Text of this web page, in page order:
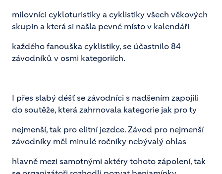
milovníci cykloturistiky a cyklistiky všech věkových
skupin a která si našla pevné místo v kalendáři
každého fanouška cyklistiky, se účastnilo 84
závodníků v osmi kategoriích.
I přes slabý déšť se závodníci s nadšením zapojili
do soutěže, která zahrnovala kategorie jak pro ty
nejmenší, tak pro elitní jezdce. Závod pro nejmenší
závodníky měl minulé ročníky nebývalý ohlas
hlavně mezi samotnými aktéry tohoto zápolení, tak